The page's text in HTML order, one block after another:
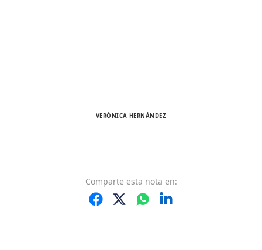
VERÓNICA HERNÁNDEZ
Comparte esta nota en: